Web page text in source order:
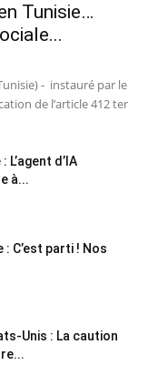
Tunisie…
- instauré par le
de l’article 412 ter
d’IA
à...
: C’est parti ! Nos
Unis : La caution